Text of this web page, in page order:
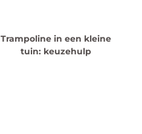
Trampoline in een kleine
tuin: keuzehulp